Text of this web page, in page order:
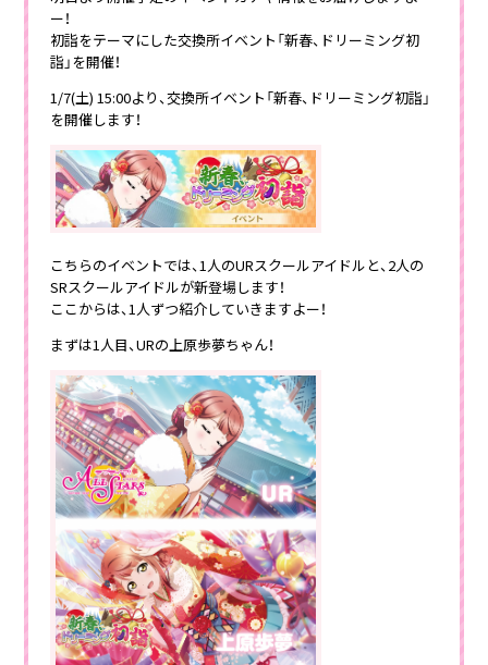
ー！
初詣をテーマにした交換所イベント「新春、ドリーミング初
詣」を開催！
1/7(土) 15:00より、交換所イベント「新春、ドリーミング初詣」
を開催します！
こちらのイベントでは、1人のURスクールアイドルと、2人の
SRスクールアイドルが新登場します！
ここからは、1人ずつ紹介していきますよー！
まずは1人目、URの上原歩夢ちゃん！